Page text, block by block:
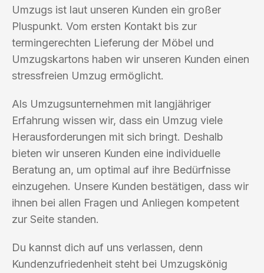
Umzugs ist laut unseren Kunden ein großer
Pluspunkt. Vom ersten Kontakt bis zur
termingerechten Lieferung der Möbel und
Umzugskartons haben wir unseren Kunden einen
stressfreien Umzug ermöglicht.
Als Umzugsunternehmen mit langjähriger
Erfahrung wissen wir, dass ein Umzug viele
Herausforderungen mit sich bringt. Deshalb
bieten wir unseren Kunden eine individuelle
Beratung an, um optimal auf ihre Bedürfnisse
einzugehen. Unsere Kunden bestätigen, dass wir
ihnen bei allen Fragen und Anliegen kompetent
zur Seite standen.
Du kannst dich auf uns verlassen, denn
Kundenzufriedenheit steht bei Umzugskönig